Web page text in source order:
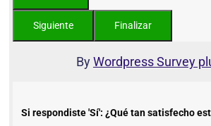
ByWordpress Survey
Si respondiste 'Sí': ¿Qué tan satisfecho